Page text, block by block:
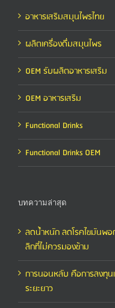
อาหารเสริมสมุนไพรไทย
ผลิตเครื่องดื่มสมุนไพร
OEM รับผลิตอาหารเสริม
OEM อาหารเสริม
Functional Drinks
Functional Drinks OEM
บทความล่าสุด
ลดน้ำหนัก ลดโรคไขมัน
ลิกที่ไม่ควรมองข้าม
การนอนหลับ คือการลงทุน
ระยะยาว